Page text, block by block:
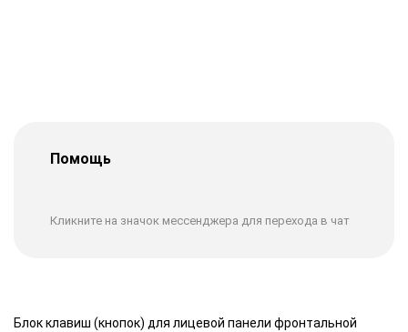
Помощь
Кликните на значок мессенджера для перехода в чат
Блок клавиш (кнопок) для лицевой панели фронтальной